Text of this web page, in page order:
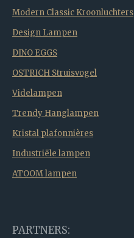
Modern Classic Kroonluchters
Design Lampen
DINO EGGS
OSTRICH Struisvogel
Videlampen
Trendy Hanglampen
Kristal plafonnières
Industriële lampen
ATOOM lampen
PARTNERS: